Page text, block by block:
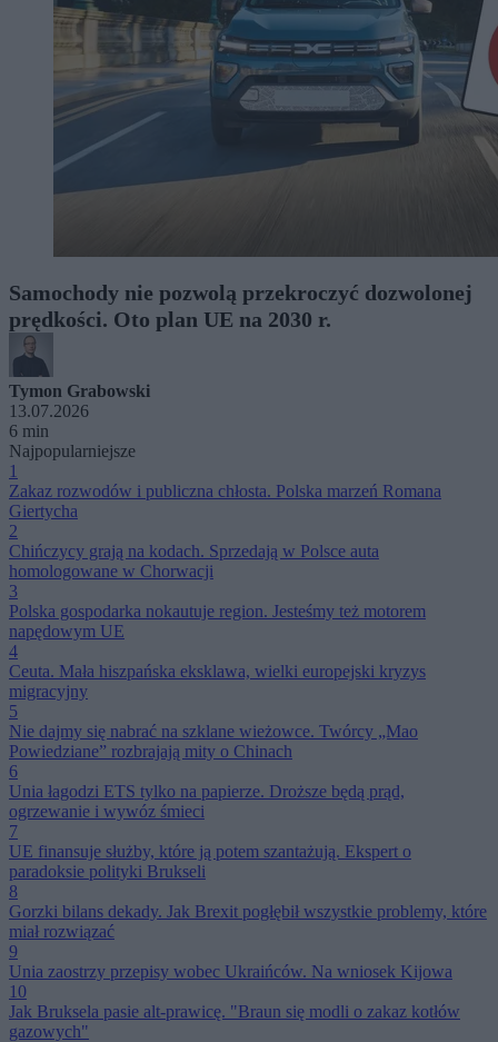
Samochody nie pozwolą przekroczyć dozwolonej
prędkości. Oto plan UE na 2030 r.
Tymon Grabowski
13.07.2026
6 min
Najpopularniejsze
1
Zakaz rozwodów i publiczna chłosta. Polska marzeń Romana
Giertycha
2
Chińczycy grają na kodach. Sprzedają w Polsce auta
homologowane w Chorwacji
3
Polska gospodarka nokautuje region. Jesteśmy też motorem
napędowym UE
4
Ceuta. Mała hiszpańska eksklawa, wielki europejski kryzys
migracyjny
5
Nie dajmy się nabrać na szklane wieżowce. Twórcy „Mao
Powiedziane” rozbrajają mity o Chinach
6
Unia łagodzi ETS tylko na papierze. Droższe będą prąd,
ogrzewanie i wywóz śmieci
7
UE finansuje służby, które ją potem szantażują. Ekspert o
paradoksie polityki Brukseli
8
Gorzki bilans dekady. Jak Brexit pogłębił wszystkie problemy, które
miał rozwiązać
9
Unia zaostrzy przepisy wobec Ukraińców. Na wniosek Kijowa
10
Jak Bruksela pasie alt-prawicę. "Braun się modli o zakaz kotłów
gazowych"